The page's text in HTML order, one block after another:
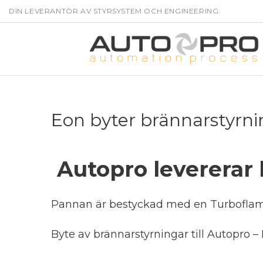
DIN LEVERANTÖR AV STYRSYSTEM OCH ENGINEERING.
Eon byter
Autopro levererar
Pannan är bestyckad med en
Byte av brännarstyrningar till Autopro